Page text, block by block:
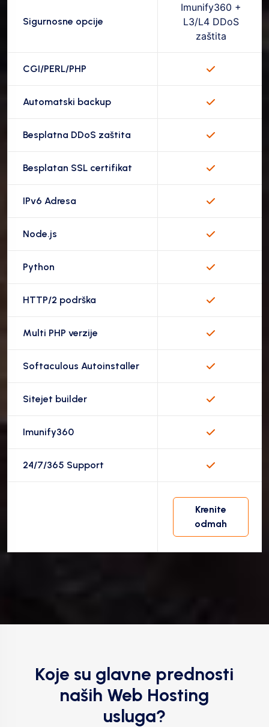
Sigurnosne opcije
Imunify360 +
L3/L4 DDoS
zaštita
CGI/PERL/PHP
Automatski backup
Besplatna DDoS zaštita
Besplatan SSL certifikat
IPv6 Adresa
Node.js
Python
HTTP/2 podrška
Multi PHP verzije
Softaculous Autoinstaller
Sitejet builder
Imunify360
24/7/365 Support
Krenite
odmah
Koje su glavne prednosti
naših Web Hosting
usluga?